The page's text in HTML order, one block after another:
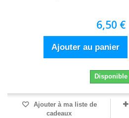
6,50 €
Ajouter au panier
Disponible
Ajouter à ma liste de
cadeaux